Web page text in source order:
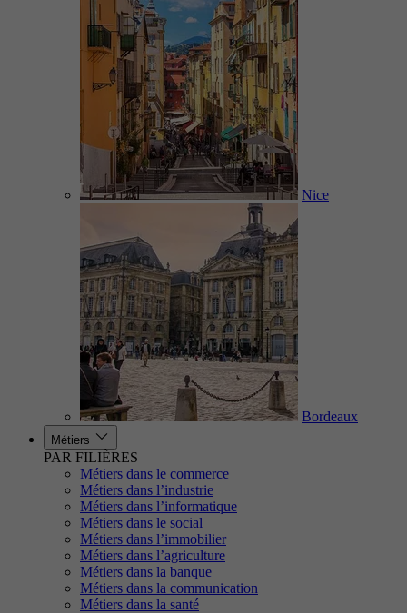
Nice
Bordeaux
Métiers
PAR FILIÈRES
Métiers dans le commerce
Métiers dans l’industrie
Métiers dans l’informatique
Métiers dans le social
Métiers dans l’immobilier
Métiers dans l’agriculture
Métiers dans la banque
Métiers dans la communication
Métiers dans la santé